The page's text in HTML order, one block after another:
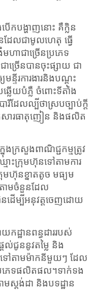
ើកបង្ហាញនោះ គឺក្លិន
ែលជាមូលហេតុ ធ្វើ
ាជាច្រើនប្រភេទ
ច្រើនបានចុះផ្សាយ ជា
ន្ទីរការងារនិងបណ្ដុះ
លើយបំភ្លឺ ចំពោះទីតាំង
ដែលល្បីថាស្របច្បាប់ក្តី
តសារធាតុញៀន និងផលិត
ងក្រសួងពាណិជ្ជកម្មត្រូវ
ក្រុមហ៊ុនទៅតាមការ
ហ៊ុនខ្នាតតូច មធ្យម
តាមចំនួនដែល
ើម្បីអនុវត្តចេញដោយ
ដ្ឋានពន្ធដាររបស់
ល់ជូននូវតម្លៃ និង
ៅតាមម៉ាកនីមួយៗ ដែល
រភេទផលិតផល។ទាក់ទង
ស្តង់ដា និងបទដ្ឋាន